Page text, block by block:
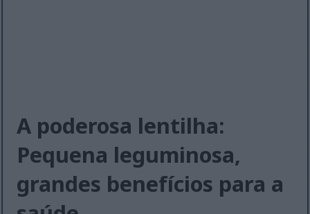
A poderosa lentilha:
Pequena leguminosa,
grandes benefícios para a